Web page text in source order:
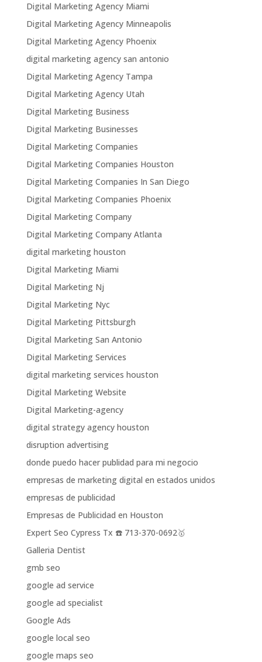
Digital Marketing Agency Miami
Digital Marketing Agency Minneapolis
Digital Marketing Agency Phoenix
digital marketing agency san antonio
Digital Marketing Agency Tampa
Digital Marketing Agency Utah
Digital Marketing Business
Digital Marketing Businesses
Digital Marketing Companies
Digital Marketing Companies Houston
Digital Marketing Companies In San Diego
Digital Marketing Companies Phoenix
Digital Marketing Company
Digital Marketing Company Atlanta
digital marketing houston
Digital Marketing Miami
Digital Marketing Nj
Digital Marketing Nyc
Digital Marketing Pittsburgh
Digital Marketing San Antonio
Digital Marketing Services
digital marketing services houston
Digital Marketing Website
Digital Marketing-agency
digital strategy agency houston
disruption advertising
donde puedo hacer publidad para mi negocio
empresas de marketing digital en estados unidos
empresas de publicidad
Empresas de Publicidad en Houston
Expert Seo Cypress Tx ☎️ 713-370-0692🥇
Galleria Dentist
gmb seo
google ad service
google ad specialist
Google Ads
google local seo
google maps seo